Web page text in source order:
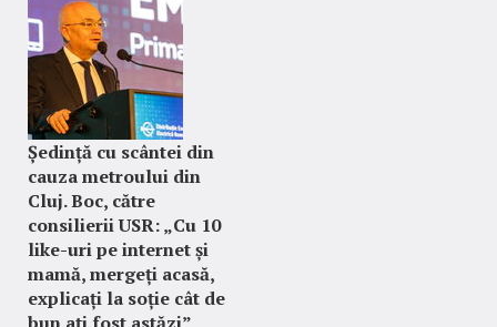
Ședință cu scântei din
cauza metroului din
Cluj. Boc, către
consilierii USR: „Cu 10
like-uri pe internet și
mamă, mergeți acasă,
explicați la soție cât de